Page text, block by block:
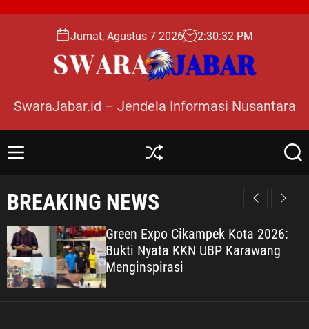
o
Jumat, Agustus 7 2026 2:30:34 PM
SwaraJabar.id – Jendela Informasi Nusantara
M
u
S
ff
e
S
r
BREAKING NEWS
Green Expo Cikampek Kota 2026:
Bukti Nyata KKN UBP Karawang
Menginspirasi